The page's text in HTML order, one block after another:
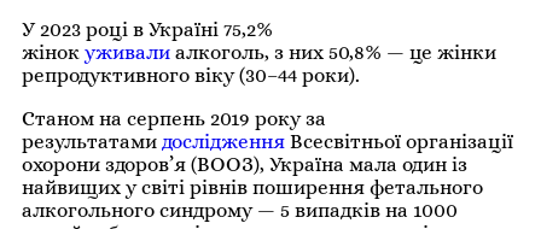
У 2023 році в Україні 75,2%
жінок уживали алкоголь, з них 50,8% — це жінки
репродуктивного віку (30–44 роки).
Станом на серпень 2019 року за
результатами дослідження Всесвітньої організації
охорони здоров’я (ВООЗ), Україна мала один із
найвищих у світі рівнів поширення фетального
алкогольного синдрому — 5 випадків на 1000